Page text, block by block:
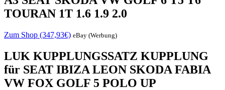
TOURAN 1T 1.6 1.9 2.0
Zum Shop (347,93€) eBay (Werbung)
LUK KUPPLUNGSSATZ KUPPLUNG
für SEAT IBIZA LEON SKODA FABIA
VW FOX GOLF 5 POLO UP